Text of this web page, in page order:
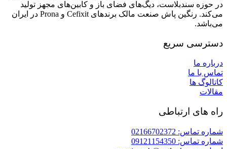
در حوزه سندبلاست، دیگ‌های فضای باز و کابین‌های مجهز تولید
می‌کند. رنگین پاش صنعت مالک برندهای Cefixit و Prona در ایران
می‌باشد.
دسترسی سریع
درباره ما
تماس با ما
کاتالوگ ها
مقالات
راه های ارتباطی
شماره تماس: 02166702372
شماره تماس: 09121154350